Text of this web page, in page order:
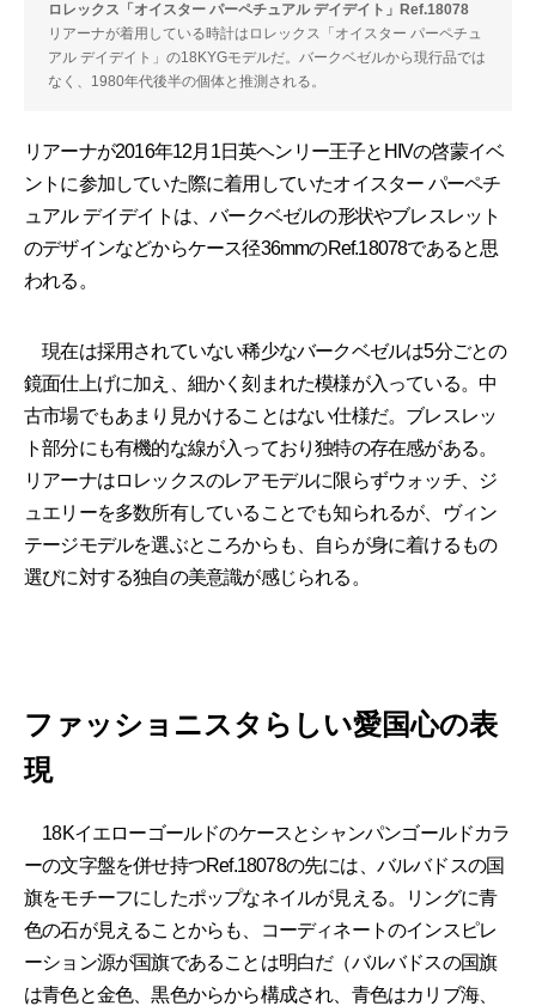
ロレックス「オイスター パーペチュアル デイデイト」Ref.18078
リアーナが着用している時計はロレックス「オイスター パーペチュ
アル デイデイト」の18KYGモデルだ。バークベゼルから現行品では
なく、1980年代後半の個体と推測される。
リアーナが2016年12月1日英ヘンリー王子とHIVの啓蒙イベ
ントに参加していた際に着用していたオイスター パーペチ
ュアル デイデイトは、バークベゼルの形状やブレスレット
のデザインなどからケース径36mmのRef.18078であると思
われる。
現在は採用されていない稀少なバークベゼルは5分ごとの
鏡面仕上げに加え、細かく刻まれた模様が入っている。中
古市場でもあまり見かけることはない仕様だ。ブレスレッ
ト部分にも有機的な線が入っており独特の存在感がある。
リアーナはロレックスのレアモデルに限らずウォッチ、ジ
ュエリーを多数所有していることでも知られるが、ヴィン
テージモデルを選ぶところからも、自らが身に着けるもの
選びに対する独自の美意識が感じられる。
ファッショニスタらしい愛国心の表
現
18Kイエローゴールドのケースとシャンパンゴールドカラ
ーの文字盤を併せ持つRef.18078の先には、バルバドスの国
旗をモチーフにしたポップなネイルが見える。リングに青
色の石が見えることからも、コーディネートのインスピレ
ーション源が国旗であることは明白だ（バルバドスの国旗
は青色と金色、黒色からから構成され、青色はカリブ海、